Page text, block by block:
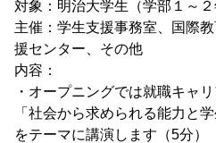
対象：明治大学生（学部１～２
主催：学生支援事務室、国際
援センター、その他
内容：
・オープニングでは就職キャ
「社会から求められる能力と
をテーマに講演します（5分）